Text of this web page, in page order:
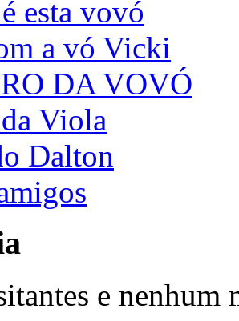
esta vovó
a vó Vicki
DA VOVÓ
Viola
Dalton
e nenhum